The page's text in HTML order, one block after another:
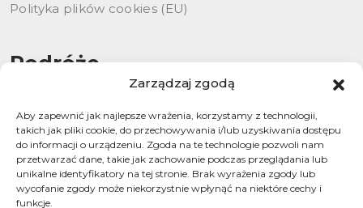
Zarządzaj zgodą
Aby zapewnić jak najlepsze wrażenia, korzystamy z technologii,
takich jak pliki cookie, do przechowywania i/lub uzyskiwania dostępu
do informacji o urządzeniu. Zgoda na te technologie pozwoli nam
przetwarzać dane, takie jak zachowanie podczas przeglądania lub
unikalne identyfikatory na tej stronie. Brak wyrażenia zgody lub
wycofanie zgody może niekorzystnie wpłynąć na niektóre cechy i
funkcje.
Polityka plików cookies (EU)
Podróże
Rejsy
Szyte na miarę